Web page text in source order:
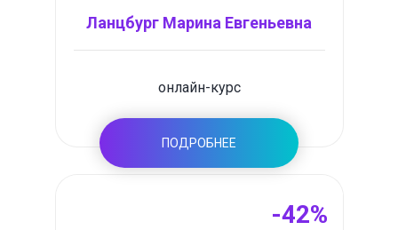
Ланцбург Марина Евгеньевна
онлайн-курс
ПОДРОБНЕЕ
-42%